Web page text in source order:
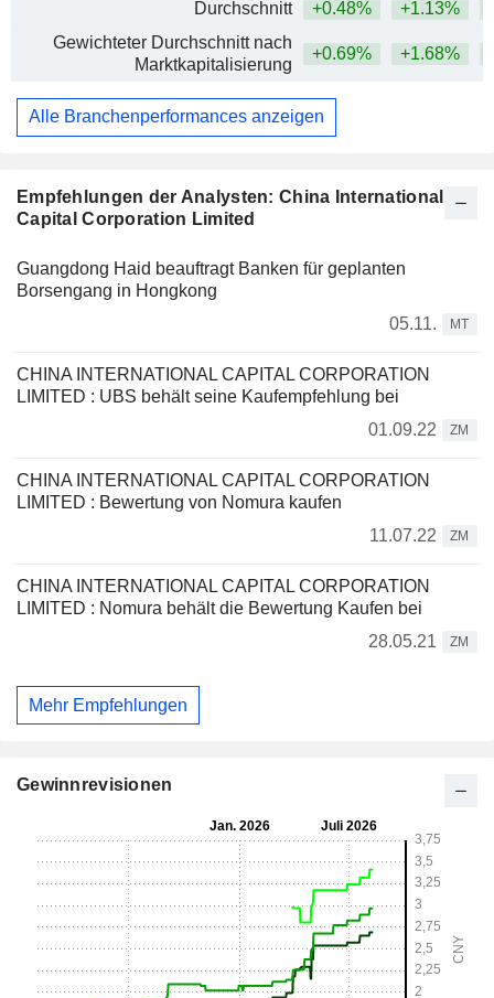
Empfehlungen der Analysten: China International
Capital Corporation Limited
Guangdong Haid beauftragt Banken für geplanten
Borsengang in Hongkong
05.11.
MT
CHINA INTERNATIONAL CAPITAL CORPORATION
LIMITED : UBS behält seine Kaufempfehlung bei
01.09.22
ZM
CHINA INTERNATIONAL CAPITAL CORPORATION
LIMITED : Bewertung von Nomura kaufen
11.07.22
ZM
CHINA INTERNATIONAL CAPITAL CORPORATION
LIMITED : Nomura behält die Bewertung Kaufen bei
28.05.21
ZM
Mehr Empfehlungen
Durchschnitt
+0.48% +1.13%
Gewichteter Durchschnitt nach
Marktkapitalisierung
+0.69% +1.68%
Alle Branchenperformances anzeigen
Gewinnrevisionen